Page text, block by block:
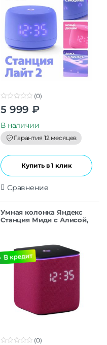
0
o
t
o
f
5
(0)
5 999 ₽
В наличии
Гарантия 12 месяцев
Купить в 1 клик
Сравнение
Умная колонка Яндекс
Станция Миди с Алисой,
(0)